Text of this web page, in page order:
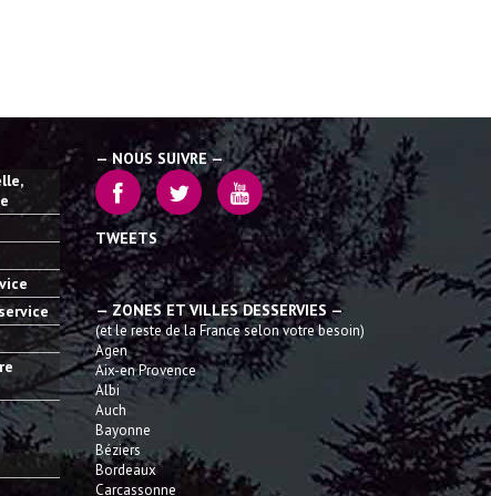
— NOUS SUIVRE —
TWEETS
— ZONES ET VILLES DESSERVIES —
(et le reste de la France selon votre besoin)
Agen
Aix-en Provence
Albi
Auch
Bayonne
Béziers
Bordeaux
Carcassonne